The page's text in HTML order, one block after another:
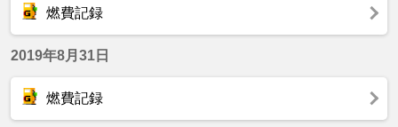
燃費記録
2019年8月31日
燃費記録